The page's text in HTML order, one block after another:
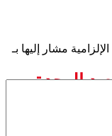
الوحدة
مشار إليها بـ